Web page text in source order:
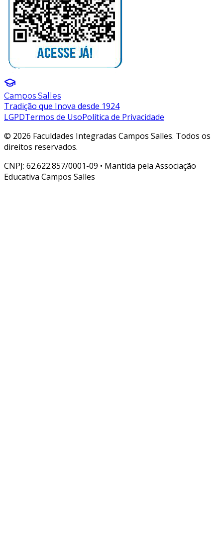
Campos Salles
Tradição que Inova desde 1924
LGPDTermos de UsoPolítica de Privacidade
© 2026 Faculdades Integradas Campos Salles. Todos os
direitos reservados.
CNPJ: 62.622.857/0001-09 • Mantida pela Associação
Educativa Campos Salles